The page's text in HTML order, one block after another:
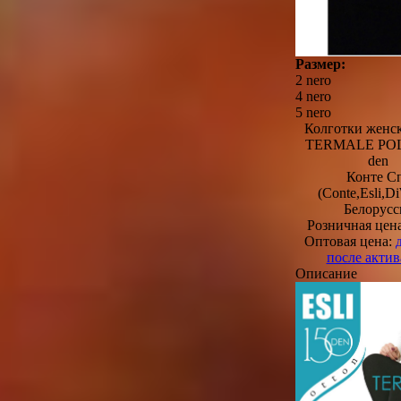
Размер:
2 nero
4 nero
5 nero
Колготки
TERMALE
den
Конте
Розничная
Оптовая цена:
после
Описание